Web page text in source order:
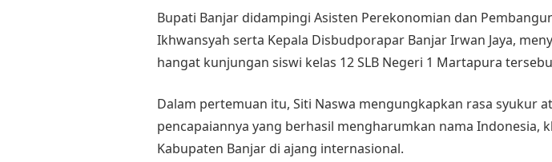
Bupati Banjar didampingi Asisten Perekonomian dan
Ikhwansyah serta Kepala Disbudporapar Banjar Irwan Jaya,
hangat kunjungan siswi kelas 12 SLB Negeri 1 Martapura
Dalam pertemuan itu, Siti Naswa mengungkapkan rasa syukur
pencapaiannya yang berhasil mengharumkan nama Indonesia,
Kabupaten Banjar di ajang internasional.